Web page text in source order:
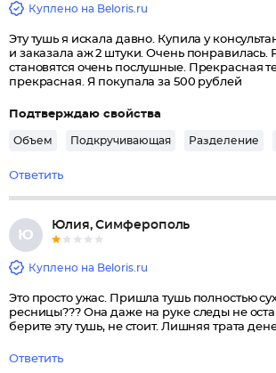
Куплено на Beloris.ru
Эту тушь я искала давно. Купила у
и заказала аж 2 штуки. Очень понравилась.
становятся очень послушные. Прекрасная
прекрасная. Я покупала за 500 рублей
Подтверждаю свойства
Объем Подкручивающая Разделение
Ответить
Ю
Юлия, Симферополь
Куплено на Beloris.ru
Это просто ужас. Пришла тушь полностью
ресницы??? Она даже на руке следы не
берите эту тушь, не стоит. Лишняя трата
Ответить